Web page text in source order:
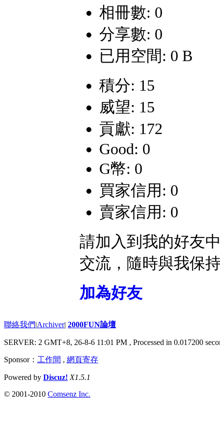
相冊數: 0
分享數: 0
已用空間: 0 B
積分: 15
威望: 15
貢獻: 172
Good: 0
G幣: 0
買家信用: 0
賣家信用: 0
請加入到我的好友
交流，隨時與我保
加為好友
聯絡我們|Archiver| 2000FUN論壇
SERVER: 2 GMT+8, 26-8-6 11:01 PM , Processed in 0.017200
Sponsor： 工作間 , 網頁寄存
Powered by Discuz! X1.5.1
© 2001-2010 Comsenz Inc.